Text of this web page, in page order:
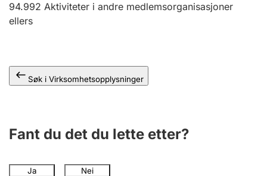
94.992 Aktiviteter i andre medlemsorganisasjoner
ellers
Søk i Virksomhetsopplysninger
Fant du det du lette etter?
Ja Nei